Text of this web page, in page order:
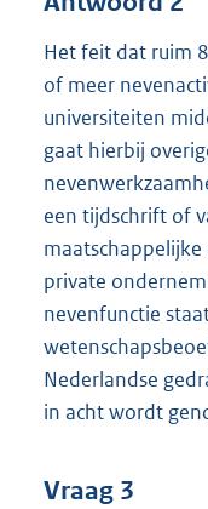
Het feit dat ruim
of meer
universiteiten
gaat hierbij
een tijdschrift of
private
nevenfunctie
Nederlandse
in acht wordt
Vraag 3